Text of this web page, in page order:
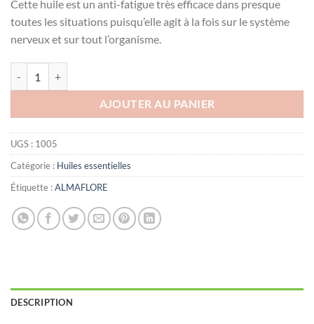
Cette huile est un anti-fatigue très efficace dans presque
toutes les situations puisqu’elle agit à la fois sur le système
nerveux et sur tout l’organisme.
AJOUTER AU PANIER
UGS : 1005
Catégorie : Huiles essentielles
Étiquette :ALMAFLORE
DESCRIPTION